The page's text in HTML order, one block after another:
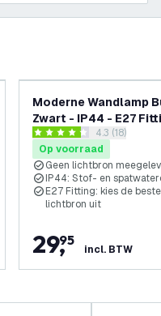
aan verlanglijst
Moderne Wandlamp
Zwart - IP44 - E27
reviews
4.3 score sterren4.3 (18)
Op voorraad
Geen lichtbron
IP44: Stof- en
E27 Fitting: kies de beste
lichtbron uit
29,
95
incl. BTW